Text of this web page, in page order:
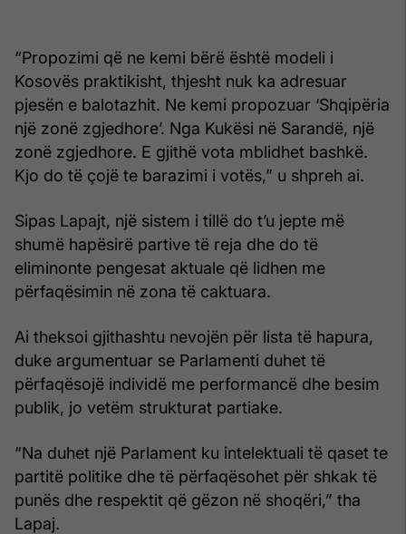
“Propozimi që ne kemi bërë është modeli i
Kosovës praktikisht, thjesht nuk ka adresuar
pjesën e balotazhit. Ne kemi propozuar ‘Shqipëria
një zonë zgjedhore’. Nga Kukësi në Sarandë, një
zonë zgjedhore. E gjithë vota mblidhet bashkë.
Kjo do të çojë te barazimi i votës,” u shpreh ai.
Sipas Lapajt, një sistem i tillë do t’u jepte më
shumë hapësirë partive të reja dhe do të
eliminonte pengesat aktuale që lidhen me
përfaqësimin në zona të caktuara.
Ai theksoi gjithashtu nevojën për lista të hapura,
duke argumentuar se Parlamenti duhet të
përfaqësojë individë me performancë dhe besim
publik, jo vetëm strukturat partiake.
“Na duhet një Parlament ku intelektuali të qaset te
partitë politike dhe të përfaqësohet për shkak të
punës dhe respektit që gëzon në shoqëri,” tha
Lapaj.